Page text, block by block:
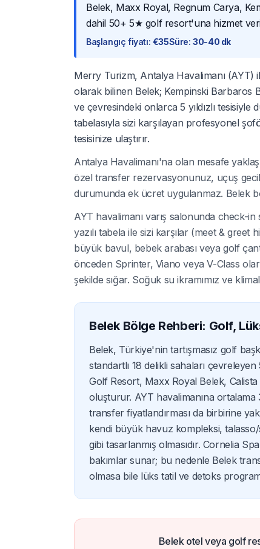
Belek, Maxx Royal, Regnum Carya,
dahil 50+ 5★ golf resort'una hizmet
Başlangıç fiyatı: €35Süre: 30-40 dk
Merry Turizm, Antalya Havalimanı (AYT)
olarak bilinen Belek; Kempinski Barbaros
ve çevresindeki onlarca 5 yıldızlı tesisiyle
tabelasıyla sizi karşılayan profesyonel
tesisinize ulaştırır.
Antalya Havalimanı'na olan mesafe
özel transfer rezervasyonunuz, uçuş
durumunda ek ücret uygulanmaz. Belek
AYT havalimanı varış salonunda check-in
yazılı tabela ile sizi karşılar (meet & greet
büyük bavul, bebek arabası veya golf
önceden Sprinter, Viano veya V-Class
şekilde sığar. Soğuk su ikramımız ve
Belek Bölge Rehberi: Golf,
Belek, Türkiye'nin tartışmasız golf
standartlı 18 delikli sahaları
Golf Resort, Maxx Royal Belek,
oluşturur. AYT havalimanına
transfer fiyatlandırması da birbirine
kendi büyük havuz kompleksi,
gibi tasarlanmış olmasıdır. Cornelia
bakımlar sunar; bu nedenle Belek
olmasa bile lüks tatil ve detoks
Belek otel veya golf